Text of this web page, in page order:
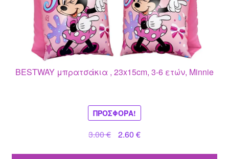
BESTWAY μπρατσάκια , 23x15cm, 3-6 ετών, Minnie
ΠΡΟΣΦΟΡΆ!
3.00€
Original
2.60 €Η